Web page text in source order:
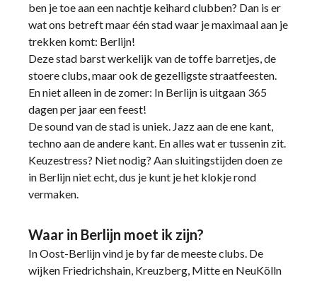
ben je toe aan een nachtje keihard clubben? Dan is er
wat ons betreft maar één stad waar je maximaal aan je
trekken komt: Berlijn!
Deze stad barst werkelijk van de toffe barretjes, de
stoere clubs, maar ook de gezelligste straatfeesten.
En niet alleen in de zomer: In Berlijn is uitgaan 365
dagen per jaar een feest!
De sound van de stad is uniek. Jazz aan de ene kant,
techno aan de andere kant. En alles wat er tussenin zit.
Keuzestress? Niet nodig? Aan sluitingstijden doen ze
in Berlijn niet echt, dus je kunt je het klokje rond
vermaken.
Waar in Berlijn moet ik zijn?
In Oost-Berlijn vind je by far de meeste clubs. De
wijken Friedrichshain, Kreuzberg, Mitte en NeuKölln